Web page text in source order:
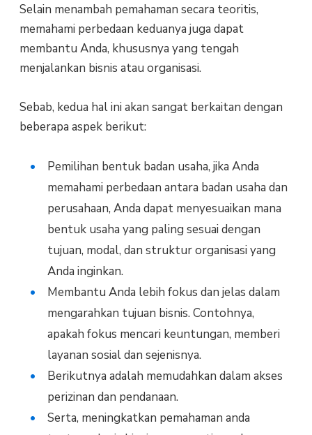
Selain menambah pemahaman secara teoritis,
memahami perbedaan keduanya juga dapat
membantu Anda, khususnya yang tengah
menjalankan bisnis atau organisasi.
Sebab, kedua hal ini akan sangat berkaitan dengan
beberapa aspek berikut:
Pemilihan bentuk badan usaha, jika Anda
memahami perbedaan antara badan usaha dan
perusahaan, Anda dapat menyesuaikan mana
bentuk usaha yang paling sesuai dengan
tujuan, modal, dan struktur organisasi yang
Anda inginkan.
Membantu Anda lebih fokus dan jelas dalam
mengarahkan tujuan bisnis. Contohnya,
apakah fokus mencari keuntungan, memberi
layanan sosial dan sejenisnya.
Berikutnya adalah memudahkan dalam akses
perizinan dan pendanaan.
Serta, meningkatkan pemahaman anda